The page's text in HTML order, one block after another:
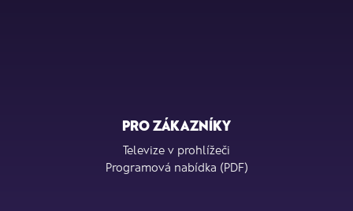
PRO ZÁKAZNÍKY
Televize v prohlížeči
Programová nabídka (PDF)